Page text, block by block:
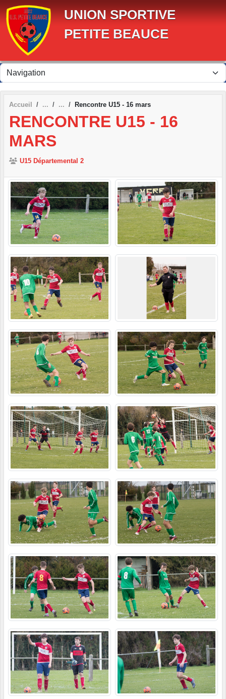
UNION SPORTIVE
PETITE BEAUCE
Accueil Rencontre U15 - 16 mars
RENCONTRE U15 - 16
MARS
U15 Départemental 2
Panneau de gestion des cookies